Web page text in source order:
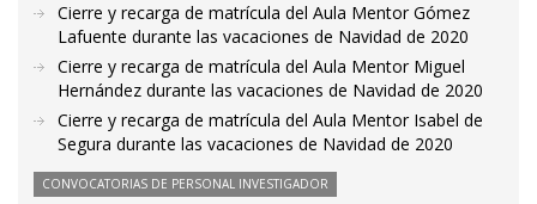
Cierre y recarga de matrícula del Aula Mentor Gómez
Lafuente durante las vacaciones de Navidad de 2020
Cierre y recarga de matrícula del Aula Mentor Miguel
Hernández durante las vacaciones de Navidad de 2020
Cierre y recarga de matrícula del Aula Mentor Isabel de
Segura durante las vacaciones de Navidad de 2020
CONVOCATORIAS DE PERSONAL INVESTIGADOR